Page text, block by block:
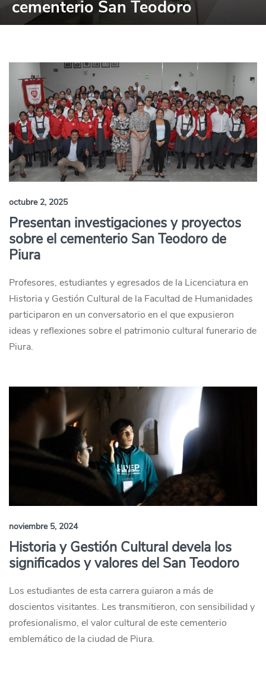
cementerio San Teodoro
octubre 2, 2025
Presentan investigaciones y proyectos
sobre el cementerio San Teodoro de
Piura
Profesores, estudiantes y egresados de la Licenciatura en
Historia y Gestión Cultural de la Facultad de Humanidades
participaron en un conversatorio en el que expusieron
ideas y reflexiones sobre el patrimonio cultural funerario de
Piura.
noviembre 5, 2024
Historia y Gestión Cultural devela los
significados y valores del San Teodoro
Los estudiantes de esta carrera guiaron a más de
doscientos visitantes. Les transmitieron, con sensibilidad y
profesionalismo, el valor cultural de este cementerio
emblemático de la ciudad de Piura.